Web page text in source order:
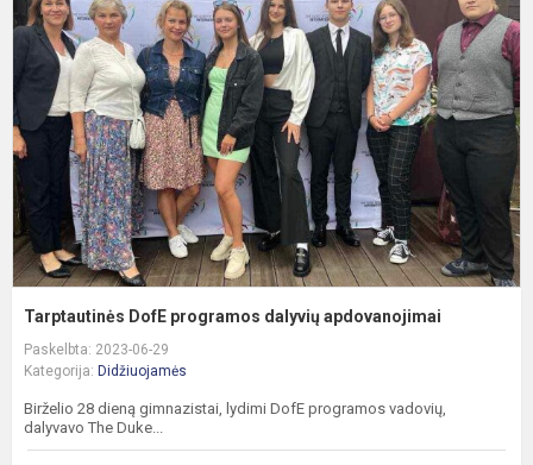
Tarptautinės DofE programos dalyvių apdovanojimai
Paskelbta: 2023-06-29
Kategorija: Didžiuojamės
Birželio 28 dieną gimnazistai, lydimi DofE programos vadovių,
dalyvavo The Duke...